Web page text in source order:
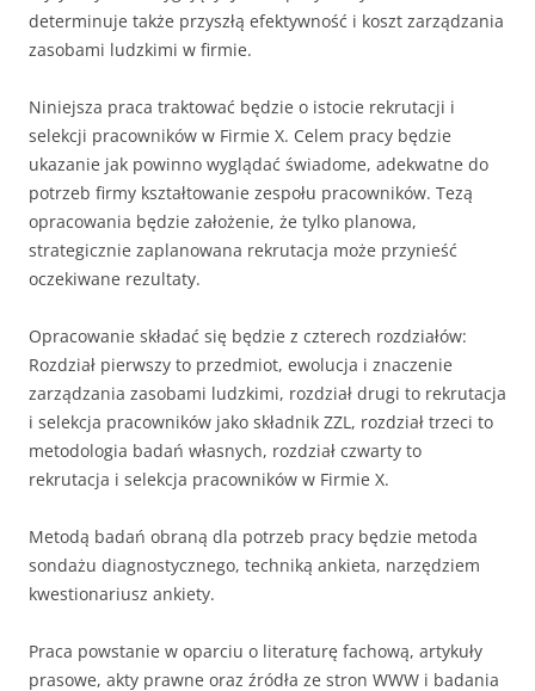
determinuje także przyszłą efektywność i koszt zarządzania
zasobami ludzkimi w firmie.
Niniejsza praca traktować będzie o istocie rekrutacji i
selekcji pracowników w Firmie X. Celem pracy będzie
ukazanie jak powinno wyglądać świadome, adekwatne do
potrzeb firmy kształtowanie zespołu pracowników. Tezą
opracowania będzie założenie, że tylko planowa,
strategicznie zaplanowana rekrutacja może przynieść
oczekiwane rezultaty.
Opracowanie składać się będzie z czterech rozdziałów:
Rozdział pierwszy to przedmiot, ewolucja i znaczenie
zarządzania zasobami ludzkimi, rozdział drugi to rekrutacja
i selekcja pracowników jako składnik ZZL, rozdział trzeci to
metodologia badań własnych, rozdział czwarty to
rekrutacja i selekcja pracowników w Firmie X.
Metodą badań obraną dla potrzeb pracy będzie metoda
sondażu diagnostycznego, techniką ankieta, narzędziem
kwestionariusz ankiety.
Praca powstanie w oparciu o literaturę fachową, artykuły
prasowe, akty prawne oraz źródła ze stron WWW i badania